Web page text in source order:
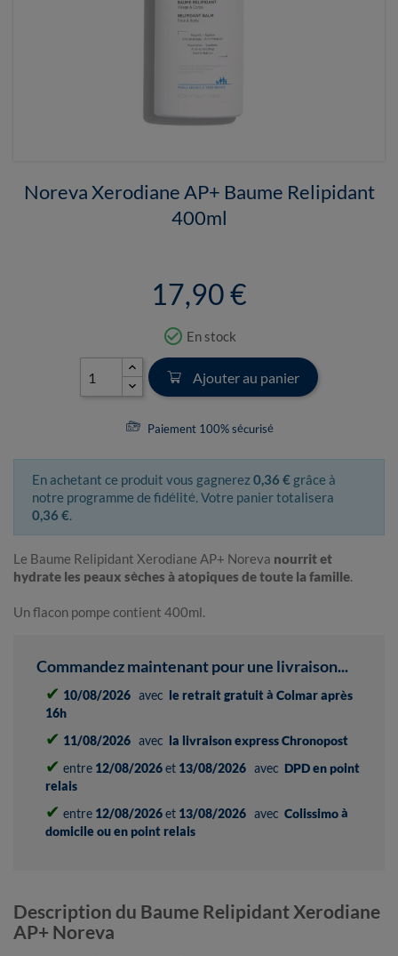
Noreva Xerodiane AP+ Baume Relipidant
400ml
17,90 €
check_circle_outline En stock
Ajouter au panier
Paiement 100% sécurisé
En achetant ce produit vous gagnerez0,36 € grâce à
notre programme de fidélité. Votre panier totalisera
0,36 €.
Le Baume Relipidant Xerodiane AP+ Noreva nourrit et
hydrate les peaux sèches à atopiques de toute la famille.
Un flacon pompe contient 400ml.
Commandez maintenant pour une livraison...
✔ 10/08/2026 avec le retrait gratuit à Colmar après
16h
✔ 11/08/2026 avec la livraison express Chronopost
✔ entre 12/08/2026et 13/08/2026 avec DPD en point
relais
✔ entre 12/08/2026et 13/08/2026 avec Colissimo à
domicile ou en point relais
Description du Baume Relipidant Xerodiane
AP+ Noreva